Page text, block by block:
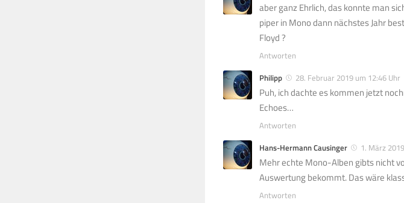
aber ganz Ehrlich, das konnte man
piper in Mono dann nächstes Jahr
Floyd ?
Antworten
Philipp
28. Februar 2019 um 12:46 Uhr
Puh, ich dachte es kommen jetzt
Echoes…
Antworten
Hans-Hermann Causinger
1. März
Mehr echte Mono-Alben gibts nicht
Auswertung bekommt. Das wäre
Antworten